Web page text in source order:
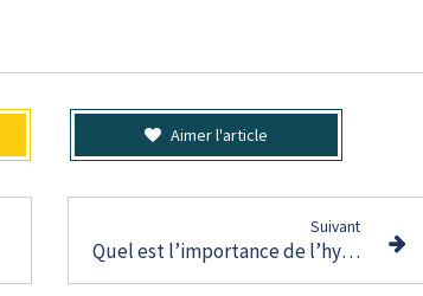
Aimer l'article
Suivant
Quel est l’importance de l’hygiène et de la propreté dans un environnement médical ?